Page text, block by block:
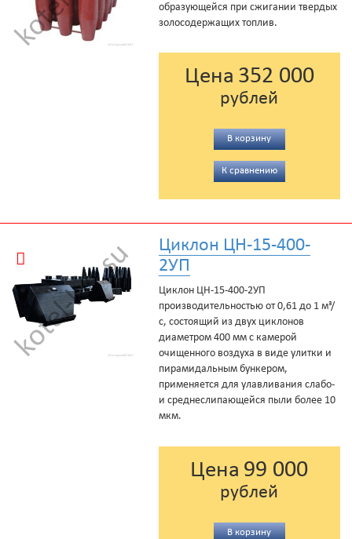
образующейся при сжигании твердых
золосодержащих топлив.
Цена 352 000
рублей
В корзину
К сравнению
Циклон ЦН-15-400-
2УП
Циклон ЦН-15-400-2УП
производительностью от 0,61 до 1 м³/
с, состоящий из двух циклонов
диаметром 400 мм с камерой
очищенного воздуха в виде улитки и
пирамидальным бункером,
применяется для улавливания слабо-
и среднеслипающейся пыли более 10
мкм.
Цена 99 000
рублей
В корзину